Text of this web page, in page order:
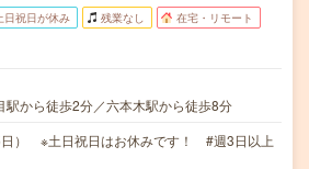
日祝日が休み 残業なし 在宅・リモート
駅から徒歩2分／六本木駅から徒歩8分
日） ※土日祝日はお休みです！ #週3日以上